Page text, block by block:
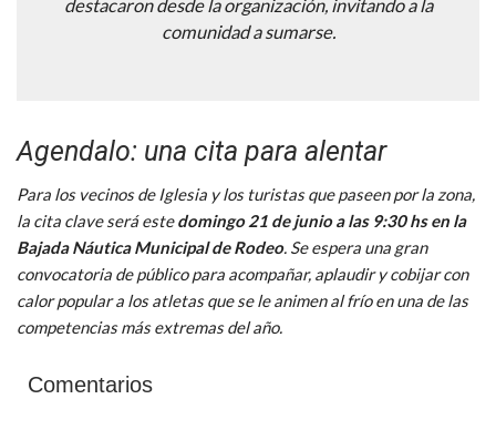
destacaron desde la organización, invitando a la
comunidad a sumarse.
Agendalo: una cita para alentar
Para los vecinos de Iglesia y los turistas que paseen por la zona,
la cita clave será estedomingo 21 de junio a las 9:30 hs en la
Bajada Náutica Municipal de Rodeo. Se espera una gran
convocatoria de público para acompañar, aplaudir y cobijar con
calor popular a los atletas que se le animen al frío en una de las
competencias más extremas del año.
Comentarios